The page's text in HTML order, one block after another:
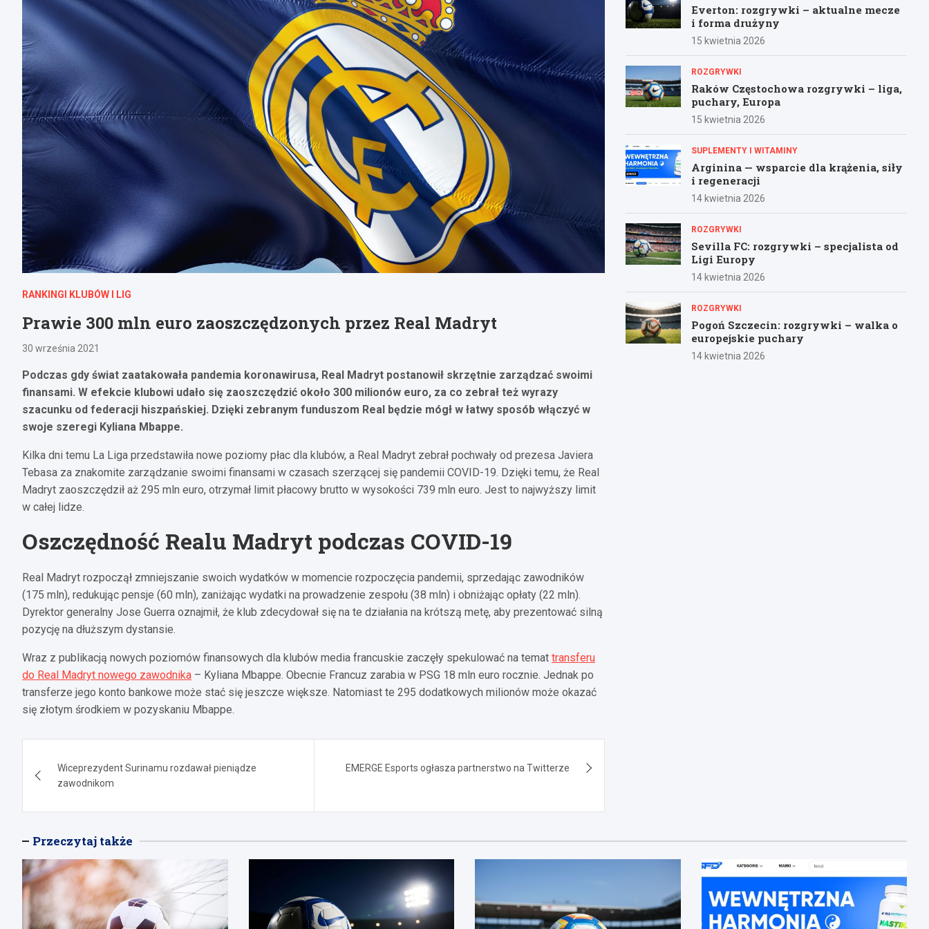
RANKINGI KLUBÓW I LIG
Prawie 300 mln euro zaoszczędzonych przez Real Madryt
30 września 2021
Podczas gdy świat zaatakowała pandemia koronawirusa, Real Madryt postanowił skrzętnie zarządzać swoimi
finansami. W efekcie klubowi udało się zaoszczędzić około 300 milionów euro, za co zebrał też wyrazy
szacunku od federacji hiszpańskiej. Dzięki zebranym funduszom Real będzie mógł w łatwy sposób włączyć w
swoje szeregi Kyliana Mbappe.
Kilka dni temu La Liga przedstawiła nowe poziomy płac dla klubów, a Real Madryt zebrał pochwały od prezesa Javiera
Tebasa za znakomite zarządzanie swoimi finansami w czasach szerzącej się pandemii COVID-19. Dzięki temu, że Real
Madryt zaoszczędził aż 295 mln euro, otrzymał limit płacowy brutto w wysokości 739 mln euro. Jest to najwyższy limit
w całej lidze.
Oszczędność Realu Madryt podczas COVID-19
Real Madryt rozpoczął zmniejszanie swoich wydatków w momencie rozpoczęcia pandemii, sprzedając zawodników
(175 mln), redukując pensje (60 mln), zaniżając wydatki na prowadzenie zespołu (38 mln) i obniżając opłaty (22 mln).
Dyrektor generalny Jose Guerra oznajmił, że klub zdecydował się na te działania na krótszą metę, aby prezentować silną
pozycję na dłuższym dystansie.
Wraz z publikacją nowych poziomów finansowych dla klubów media francuskie zaczęły spekulować na temat transferu
do Real Madryt nowego zawodnika – Kyliana Mbappe. Obecnie Francuz zarabia w PSG 18 mln euro rocznie. Jednak po
transferze jego konto bankowe może stać się jeszcze większe. Natomiast te 295 dodatkowych milionów może okazać
się złotym środkiem w pozyskaniu Mbappe.
wpisu
Wiceprezydent Surinamu rozdawał pieniądze
zawodnikom
EMERGE Esports ogłasza partnerstwo na Twitterze
Everton: rozgrywki – aktualne mecze
i forma drużyny
15 kwietnia 2026
ROZGRYWKI
Raków Częstochowa rozgrywki – liga,
puchary, Europa
15 kwietnia 2026
SUPLEMENTY I WITAMINY
Arginina — wsparcie dla krążenia, siły
i regeneracji
14 kwietnia 2026
ROZGRYWKI
Sevilla FC: rozgrywki – specjalista od
Ligi Europy
14 kwietnia 2026
ROZGRYWKI
Pogoń Szczecin: rozgrywki – walka o
europejskie puchary
14 kwietnia 2026
Przeczytaj także